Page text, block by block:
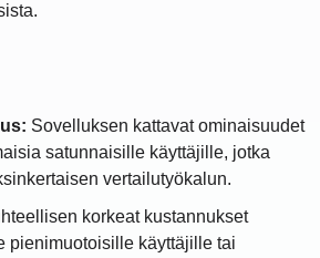
Sovelluksen kattavat ominaisuudet
​​satunnaisille käyttäjille, jotka
vertailutyökalun.
korkeat kustannukset
pienimuotoisille käyttäjille tai